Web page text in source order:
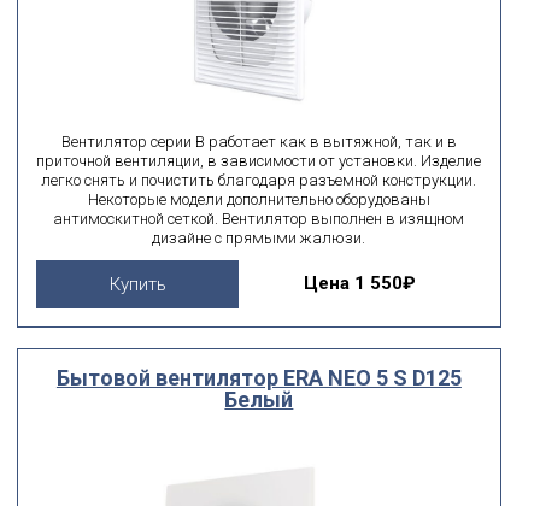
Вентилятор серии В работает как в вытяжной, так и в
приточной вентиляции, в зависимости от установки. Изделие
легко снять и почистить благодаря разъемной конструкции.
Некоторые модели дополнительно оборудованы
антимоскитной сеткой. Вентилятор выполнен в изящном
дизайне с прямыми жалюзи.
Купить Цена 1 550₽
Бытовой вентилятор ERA NEO 5 S D125
Белый